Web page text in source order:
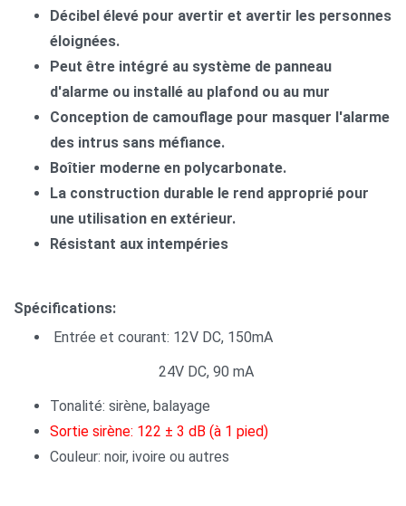
Décibel élevé pour avertir et avertir les personnes
éloignées.
Peut être intégré au système de panneau
d'alarme ou installé au plafond ou au mur
Conception de camouflage pour masquer l'alarme
des intrus sans méfiance.
Boîtier moderne en polycarbonate.
La construction durable le rend approprié pour
une utilisation en extérieur.
Résistant aux intempéries
Spécifications:
Entrée et courant: 12V DC, 150mA
24V DC, 90 mA
Tonalité: sirène, balayage
Sortie sirène: 122 ± 3 dB (à 1 pied)
Couleur: noir, ivoire ou autres